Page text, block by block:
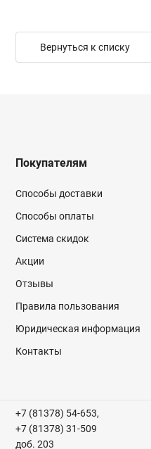
Вернуться к списку
Покупателям
Способы доставки
Способы оплаты
Система скидок
Акции
Отзывы
Правила пользования
Юридическая информация
Контакты
+7 (81378) 54-653,
+7 (81378) 31-509
доб. 203